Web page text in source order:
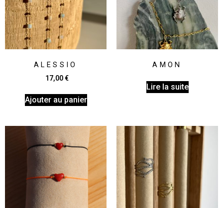
ALESSIO
17,00€
Ajouter au panier
AMON
Lire la suite